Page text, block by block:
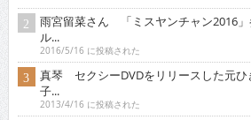
雨宮留菜さん 「ミスヤンチャン2016」
ル...
2016/5/16 に投稿された
真琴 セクシーDVDをリリースした元ひ
子...
2013/4/16 に投稿された